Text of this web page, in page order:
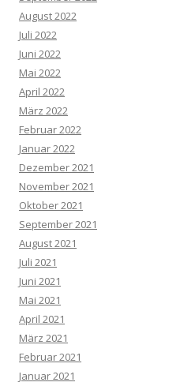
August 2022
Juli 2022
Juni 2022
Mai 2022
April 2022
März 2022
Februar 2022
Januar 2022
Dezember 2021
November 2021
Oktober 2021
September 2021
August 2021
Juli 2021
Juni 2021
Mai 2021
April 2021
März 2021
Februar 2021
Januar 2021